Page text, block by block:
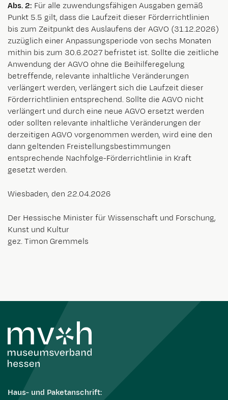
Abs. 2: Für alle zuwendungsfähigen Ausgaben gemäß
Punkt 5.5 gilt, dass die Laufzeit dieser Förderrichtlinien
bis zum Zeitpunkt des Auslaufens der AGVO (31.12.2026)
zuzüglich einer Anpassungsperiode von sechs Monaten
mithin bis zum 30.6.2027 befristet ist. Sollte die zeitliche
Anwendung der AGVO ohne die Beihilferegelung
betreffende, relevante inhaltliche Veränderungen
verlängert werden, verlängert sich die Laufzeit dieser
Förderrichtlinien entsprechend. Sollte die AGVO nicht
verlängert und durch eine neue AGVO ersetzt werden
oder sollten relevante inhaltliche Veränderungen der
derzeitigen AGVO vorgenommen werden, wird eine den
dann geltenden Freistellungsbestimmungen
entsprechende Nachfolge-Förderrichtlinie in Kraft
gesetzt werden.
Wiesbaden, den 22.04.2026
Der Hessische Minister für Wissenschaft und Forschung,
Kunst und Kultur
gez. Timon Gremmels
Haus- und Paketanschrift: